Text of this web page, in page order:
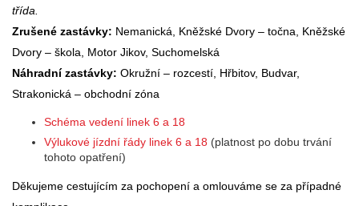
třída.
Zrušené zastávky: Nemanická, Kněžské Dvory – točna, Kněžské
Dvory – škola, Motor Jikov, Suchomelská
Náhradní zastávky: Okružní – rozcestí, Hřbitov, Budvar,
Strakonická – obchodní zóna
Schéma vedení linek 6 a 18
Výlukové jízdní řády linek 6 a 18 (platnost po dobu trvání
tohoto opatření)
Děkujeme cestujícím za pochopení a omlouváme se za případné